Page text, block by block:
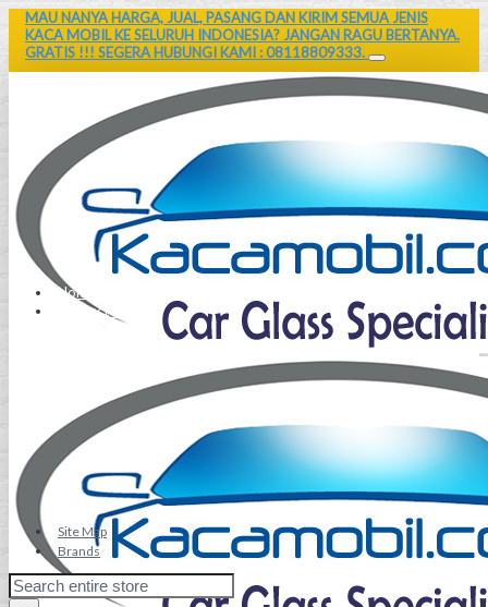
MAU NANYA HARGA, JUAL, PASANG DAN KIRIM SEMUA JENIS
KACA MOBIL KE SELURUH INDONESIA? JANGAN RAGU BERTANYA.
GRATIS !!! SEGERA HUBUNGI KAMI : 08118809333.
Home
Contact Us
Site Map
Brands